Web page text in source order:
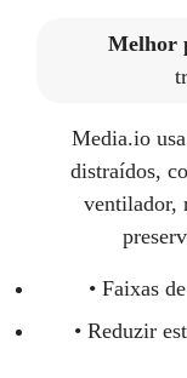
Melhor
Media.io
distraídos,
ventilador,
• Faixas
• Reduzir